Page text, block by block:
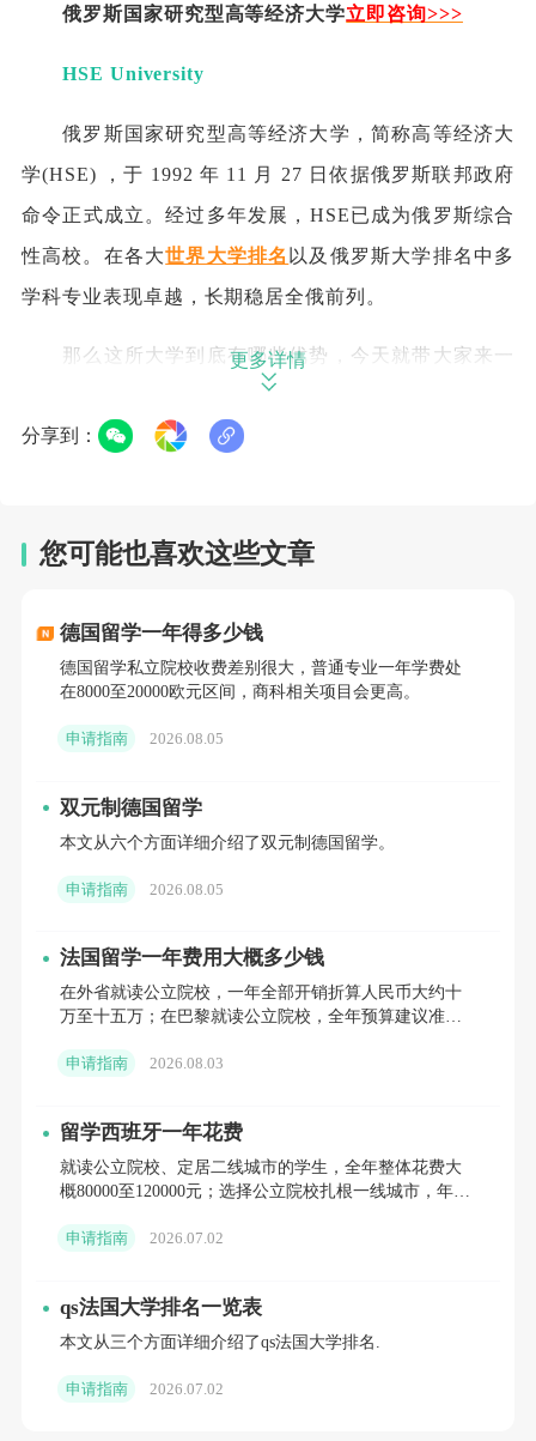
俄罗斯国家研究型高等经济大学立即咨询>>>
HSE University
俄罗斯国家研究型高等经济大学，简称高等经济大
学(HSE) ，于 1992 年 11 月 27 日依据俄罗斯联邦政府
命令正式成立。经过多年发展，HSE已成为俄罗斯综合
性高校。在各大世界大学排名 以及俄罗斯大学排名中多
学科专业表现卓越，长期稳居全俄前列。
那么这所大学到底有哪些优势，今天就带大家来一
QS 排名表现
究型高等经济大学位列世界第 440 位，俄罗斯第 5 位。
但在俄罗斯高校中，HSE 仍处于较为靠前的位置。
另外，HSE 在部分学科领域的表现十分亮眼。在社
会科学与管理学科方面，2026 年的 QS 排名中表现突
雄厚的师资力量
HSE 拥有一支令人瞩目的师资队伍，全校共有
值得一提的是，诺贝尔经济学奖获得者埃里克・马
咖也在此任教 。
这些学者不仅速度的提升了学校的学术声誉，更为
学生们带来了前沿的学术知识与研究方法，让学生们有
优势学科众多立即咨询>>>
高等经济大学学科门类丰富，以经济管理、数学、
更多详情
分享到：
您可能也喜欢这些文章
德国留学一年得多少钱
德国留学私立院校收费差别很大，普通专业一年学费处
在8000至20000欧元区间，商科相关项目会更高。
申请指南 2026.08.05
双元制德国留学
本文从六个方面详细介绍了双元制德国留学。
申请指南 2026.08.05
法国留学一年费用大概多少钱
在外省就读公立院校，一年全部开销折算人民币大约十
万至十五万；在巴黎就读公立院校，全年预算建议准备
异，一年总支出普
申请指南 2026.08.03
留学西班牙一年花费
就读公立院校、定居二线城市的学生，全年整体花费大
概80000至120000元；选择公立院校扎根一线城市，年开
申请指南 2026.07.02
qs法国大学排名一览表
本文从三个方面详细介绍了qs法国大学排名.
申请指南 2026.07.02